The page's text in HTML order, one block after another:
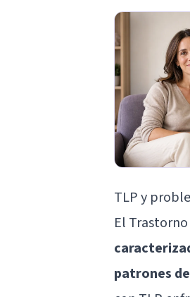
TLP y
El
patrones